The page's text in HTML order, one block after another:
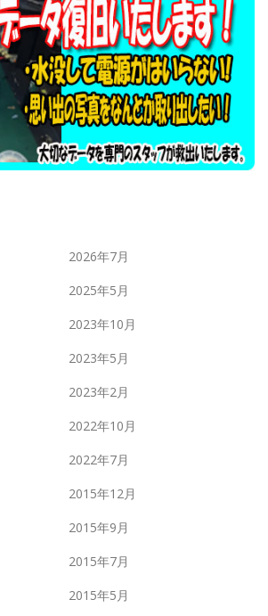
2026年7月
2025年5月
2023年10月
2023年5月
2023年2月
2022年10月
2022年7月
2015年12月
2015年9月
2015年7月
2015年5月